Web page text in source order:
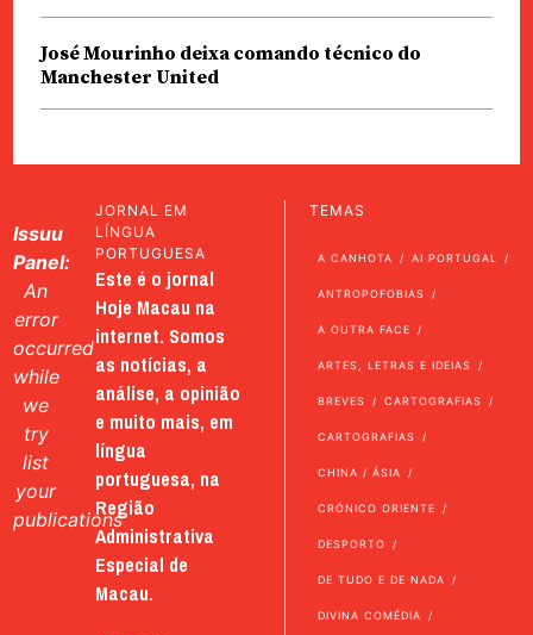
José Mourinho deixa comando técnico do
Manchester United
Issuu
Panel:
An
error
occurred
while
we
try
list
your
publications
JORNAL EM
LÍNGUA
PORTUGUESA
Este é o jornal
Hoje Macau na
internet. Somos
as notícias, a
análise, a opinião
e muito mais, em
língua
portuguesa, na
Região
Administrativa
Especial de
Macau.
TEMAS
A CANHOTA AI PORTUGAL
ANTROPOFOBIAS
A OUTRA FACE
ARTES, LETRAS E IDEIAS
BREVES CARTOGRAFIAS
CARTOGRAFIAS
CHINA / ÁSIA
CRÓNICO ORIENTE
DESPORTO
DE TUDO E DE NADA
DIVINA COMÉDIA